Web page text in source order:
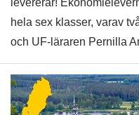
hela sex klasser, varav
och UF-läraren Pernilla